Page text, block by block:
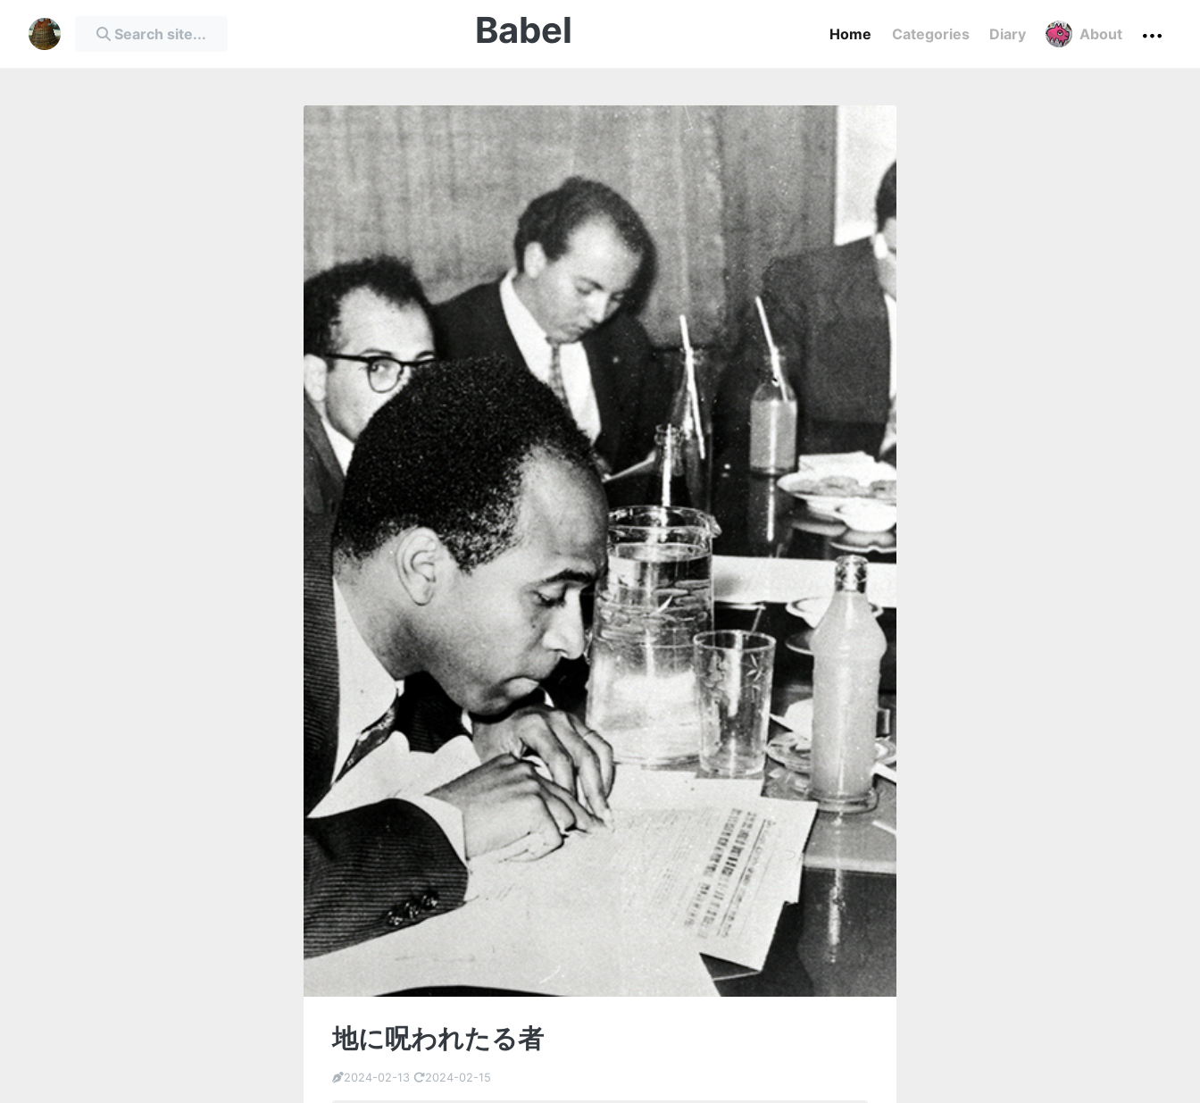
Search site... Babel Home Categories Diary About
地に呪われたる者
2024-02-13 2024-02-15